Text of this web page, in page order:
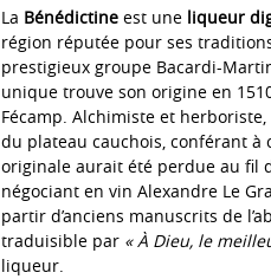
La Bénédictine est une liqueur
région réputée pour ses
prestigieux groupe Bacardi-
unique trouve son origine en
Fécamp. Alchimiste et
du plateau cauchois, conférant
originale aurait été perdue au fil
négociant en vin Alexandre Le
partir d’anciens manuscrits de
traduisible par « À Dieu, le
liqueur.